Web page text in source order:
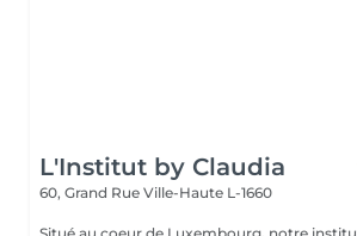
L'Institut by Claudia
60, Grand Rue Ville-Haute L-1660